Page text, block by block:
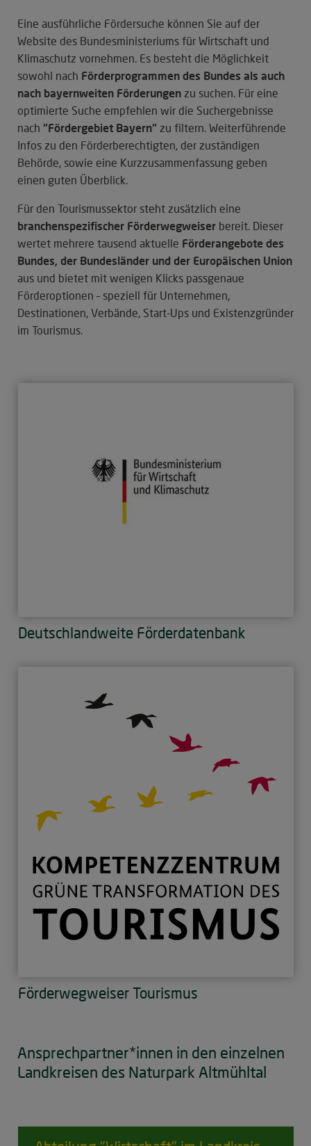
Eine ausführliche Fördersuche können Sie auf der
Website des Bundesministeriums für Wirtschaft und
Klimaschutz vornehmen. Es besteht die Möglichkeit
sowohl nach Förderprogrammen des Bundes als auch
nach bayernweiten Förderungen zu suchen. Für eine
optimierte Suche empfehlen wir die Suchergebnisse
nach "Fördergebiet Bayern" zu filtern. Weiterführende
Infos zu den Förderberechtigten, der zuständigen
Behörde, sowie eine Kurzzusammenfassung geben
einen guten Überblick.
Für den Tourismussektor steht zusätzlich eine
branchenspezifischer Förderwegweiser bereit. Dieser
wertet mehrere tausend aktuelle Förderangebote des
Bundes, der Bundesländer und der Europäischen Union
aus und bietet mit wenigen Klicks passgenaue
Förderoptionen – speziell für Unternehmen,
Destinationen, Verbände, Start-Ups und Existenzgründer
im Tourismus.
Deutschlandweite Förderdatenbank
Förderwegweiser Tourismus
Ansprechpartner*innen in den einzelnen
Landkreisen des Naturpark Altmühltal